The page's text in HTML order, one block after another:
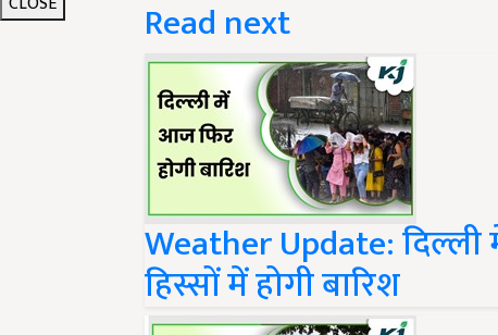
Read next
Weather Update: दिल्ली
हिस्सों में होगी बारिश